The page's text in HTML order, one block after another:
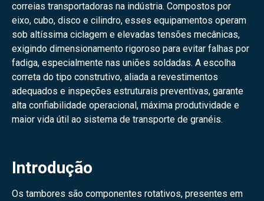
correias transportadoras na indústria. Compostos por
eixo, cubo, disco e cilindro, esses equipamentos operam
sob altíssima ciclagem e elevadas tensões mecânicas,
exigindo dimensionamento rigoroso para evitar falhas por
fadiga, especialmente nas uniões soldadas. A escolha
correta do tipo construtivo, aliada a revestimentos
adequados e inspeções estruturais preventivas, garante
alta confiabilidade operacional, máxima produtividade e
maior vida útil ao sistema de transporte de granéis.
Introdução
Os tambores são componentes rotativos, presentes em